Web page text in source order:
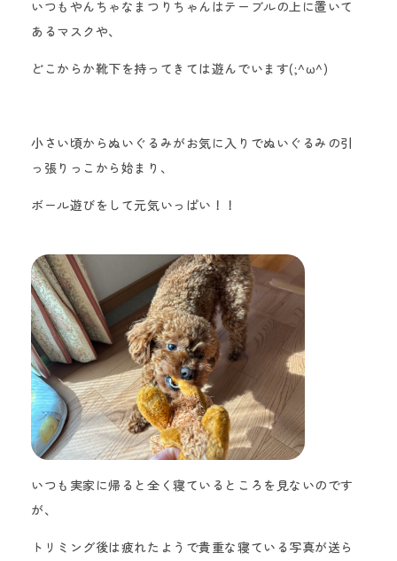
いつもやんちゃなまつりちゃんはテーブルの上に置いて
あるマスクや、
どこからか靴下を持ってきては遊んでいます(;^ω^)
小さ い頃からぬいぐるみがお気に入りでぬいぐるみの引
っ張りっこから始まり、
ボール遊びをして元気いっぱい！ ！
いつも実家に帰ると全く寝ているところを見ないのです
が、
トリミング後は疲れたようで貴重な寝ている写真が送ら